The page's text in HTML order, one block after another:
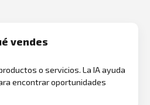
vendes
o servicios. La IA ayuda
encontrar oportunidades